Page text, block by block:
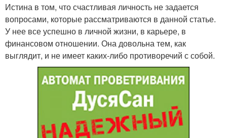
Истина в том, что счастливая личность не задается
вопросами, которые рассматриваются в данной статье.
У нее все успешно в личной жизни, в карьере, в
финансовом отношении. Она довольна тем, как
выглядит, и не имеет каких-либо противоречий с собой.